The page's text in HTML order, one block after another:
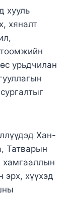
хууль
хяналт
урьдчилан
Хан-
Татварын
хамгааллын
эрх, хүүхэд